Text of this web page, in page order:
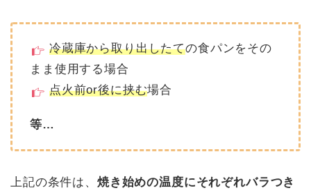
冷蔵庫から取り出したての食パンをその
まま使用する場合
点火前or後に挟む場合
等…
上記の条件は、 焼き始めの温度にそれぞれバラつき